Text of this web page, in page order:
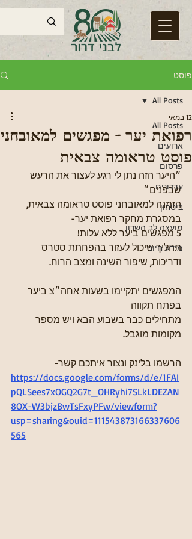
פוסט
All Posts
ארועים
פרסום
עדכונים
ביטחון
מועצה לב השרון
מידע חיוני
All Posts
רפואת יער - מפגשים למאובחני
פוסט טראומה צבאית
12 במאי
״היער הזה נתן לי רגע לעצור את הרעש
שבפנים״
הזמנה למאובחני פוסט טראומה צבאית,
במסגרת מחקר רפואת יער-
5 מפגשים ביער ללא עלות!
תהליך שיכול לעזור בהפחתת סטרס
ודריכות, שיפור השינה ומצב הרוח.
המפגשים יתקיימו בשעות אחה״צ ביער
בפתח תקווה
מתחילים כבר בשבוע הבא ויש מספר
מקומות מוגבל.
הרשמו בלינק ונצור איתכם קשר-
https://docs.google.com/forms/d/e/1FAI
pQLSees7xOGQ2G7t_OHRyhi7SLkLDEZAN
8OX-W3bjzBwTsFxyPFw/viewform?
usp=sharing&ouid=111543873166337606
565